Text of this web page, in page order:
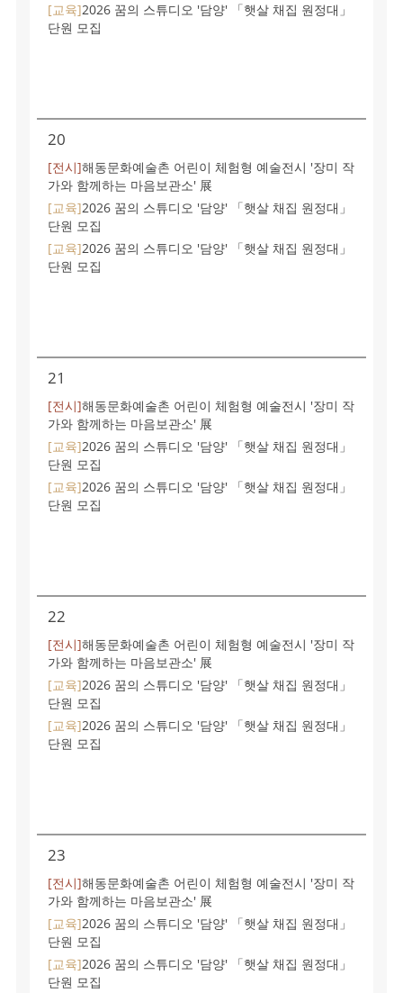
[교육]2026 꿈의 스튜디오 '담양' 「햇살 채집 원정대」
단원 모집
20
[전시]해동문화예술촌 어린이 체험형 예술전시 '장미 작
가와 함께하는 마음보관소' 展
[교육]2026 꿈의 스튜디오 '담양' 「햇살 채집 원정대」
단원 모집
[교육]2026 꿈의 스튜디오 '담양' 「햇살 채집 원정대」
단원 모집
21
[전시]해동문화예술촌 어린이 체험형 예술전시 '장미 작
가와 함께하는 마음보관소' 展
[교육]2026 꿈의 스튜디오 '담양' 「햇살 채집 원정대」
단원 모집
[교육]2026 꿈의 스튜디오 '담양' 「햇살 채집 원정대」
단원 모집
22
[전시]해동문화예술촌 어린이 체험형 예술전시 '장미 작
가와 함께하는 마음보관소' 展
[교육]2026 꿈의 스튜디오 '담양' 「햇살 채집 원정대」
단원 모집
[교육]2026 꿈의 스튜디오 '담양' 「햇살 채집 원정대」
단원 모집
23
[전시]해동문화예술촌 어린이 체험형 예술전시 '장미 작
가와 함께하는 마음보관소' 展
[교육]2026 꿈의 스튜디오 '담양' 「햇살 채집 원정대」
단원 모집
[교육]2026 꿈의 스튜디오 '담양' 「햇살 채집 원정대」
단원 모집